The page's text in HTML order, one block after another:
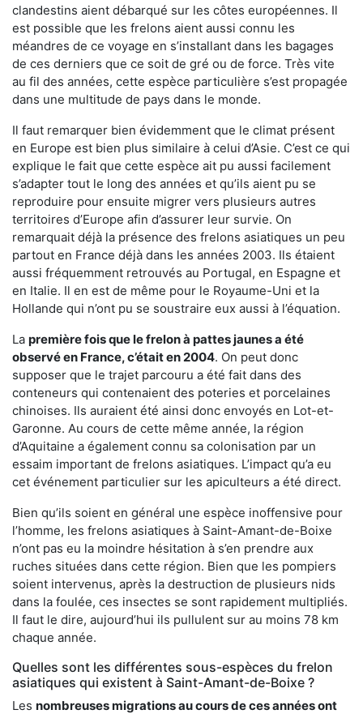
clandestins aient débarqué sur les côtes européennes. Il
est possible que les frelons aient aussi connu les
méandres de ce voyage en s’installant dans les bagages
de ces derniers que ce soit de gré ou de force. Très vite
au fil des années, cette espèce particulière s’est propagée
dans une multitude de pays dans le monde.
Il faut remarquer bien évidemment que le climat présent
en Europe est bien plus similaire à celui d’Asie. C’est ce qui
explique le fait que cette espèce ait pu aussi facilement
s’adapter tout le long des années et qu’ils aient pu se
reproduire pour ensuite migrer vers plusieurs autres
territoires d’Europe afin d’assurer leur survie. On
remarquait déjà la présence des frelons asiatiques un peu
partout en France déjà dans les années 2003. Ils étaient
aussi fréquemment retrouvés au Portugal, en Espagne et
en Italie. Il en est de même pour le Royaume-Uni et la
Hollande qui n’ont pu se soustraire eux aussi à l’équation.
La première fois que le frelon à pattes jaunes a été
observé en France, c’était en 2004. On peut donc
supposer que le trajet parcouru a été fait dans des
conteneurs qui contenaient des poteries et porcelaines
chinoises. Ils auraient été ainsi donc envoyés en Lot-et-
Garonne. Au cours de cette même année, la région
d’Aquitaine a également connu sa colonisation par un
essaim important de frelons asiatiques. L’impact qu’a eu
cet événement particulier sur les apiculteurs a été direct.
Bien qu’ils soient en général une espèce inoffensive pour
l’homme, les frelons asiatiques à Saint-Amant-de-Boixe
n’ont pas eu la moindre hésitation à s’en prendre aux
ruches situées dans cette région. Bien que les pompiers
soient intervenus, après la destruction de plusieurs nids
dans la foulée, ces insectes se sont rapidement multipliés.
Il faut le dire, aujourd’hui ils pullulent sur au moins 78 km
chaque année.
Quelles sont les différentes sous-espèces du frelon
asiatiques qui existent à Saint-Amant-de-Boixe ?
Les nombreuses migrations au cours de ces années ont